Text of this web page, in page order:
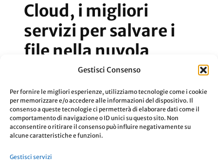
Gestisci Consenso
Per fornire le migliori esperienze, utilizziamo tecnologie come i cookie
per memorizzare e/o accedere alle informazioni del dispositivo. Il
consenso a queste tecnologie ci permetterà di elaborare dati come il
comportamento di navigazione o ID unici su questo sito. Non
acconsentire o ritirare il consenso può influire negativamente su
alcune caratteristiche e funzioni.
Gestisci servizi
Cloud, i migliori
servizi per salvare i
file nella nuvola
salvare i file nella nuvola
Aggiornato Il 27 Giugno 2023 Leggi